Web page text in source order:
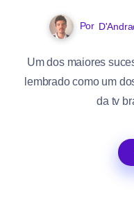
Por
Um dos maiores
lembrado como um
da tv